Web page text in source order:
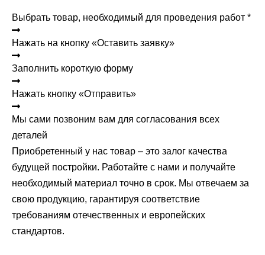
Выбрать товар, необходимый для проведения работ *
Нажать на кнопку «Оставить заявку»
Заполнить короткую форму
Нажать кнопку «Отправить»
Мы сами позвоним вам для согласования всех
деталей
Приобретенный у нас товар – это залог качества
будущей постройки. Работайте с нами и получайте
необходимый материал точно в срок. Мы отвечаем за
свою продукцию, гарантируя соответствие
требованиям отечественных и европейских
стандартов.